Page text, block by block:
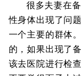
很多夫妻在
性身体出现了问
一个主要的群体
的，如果出现了
该去医院进行检